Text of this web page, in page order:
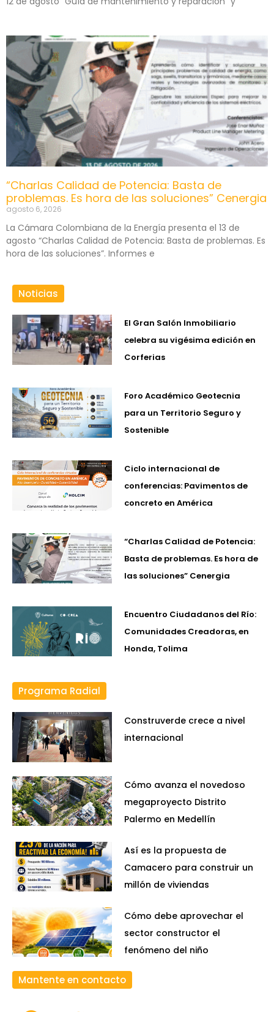
“Charlas Calidad de Potencia: Basta de
problemas. Es hora de las soluciones” Cenergia
agosto 6, 2026
La Cámara Colombiana de la Energía presenta el 13 de
agosto “Charlas Calidad de Potencia: Basta de problemas. Es
hora de las soluciones”. Informes e
Noticias
El Gran Salón Inmobiliario
celebra su vigésima edición en
Corferias
Foro Académico Geotecnia
para un Territorio Seguro y
Sostenible
Ciclo internacional de
conferencias: Pavimentos de
concreto en América
“Charlas Calidad de Potencia:
Basta de problemas. Es hora de
las soluciones” Cenergia
Encuentro Ciudadanos del Río:
Comunidades Creadoras, en
Honda, Tolima
Programa Radial
Construverde crece a nivel
internacional
Cómo avanza el novedoso
megaproyecto Distrito
Palermo en Medellín
Así es la propuesta de
Camacero para construir un
millón de viviendas
Cómo debe aprovechar el
sector constructor el
fenómeno del niño
Mantente en contacto